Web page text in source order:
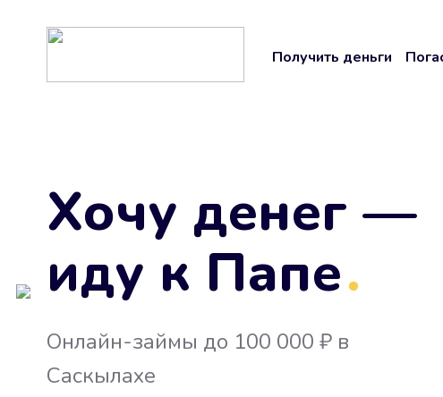
Получить деньги
Хочу денег —
иду к Папе
.
Онлайн-займы до 100 000 ₽ в
Саскылахе